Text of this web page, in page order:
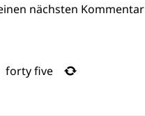
nächsten Kommentar
forty five